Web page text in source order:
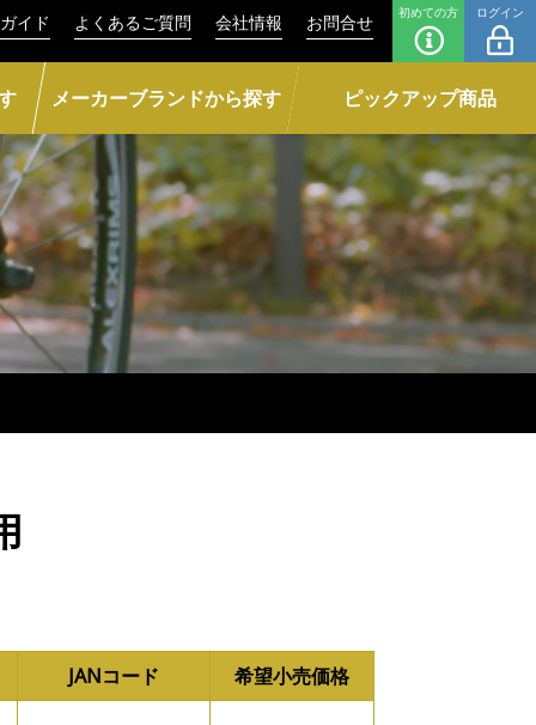
イド よくあるご質問 会社情報 お問合せ 初めての方 ログイン
メーカーブランドから探す ピックアップ商品
JANコード 希望小売価格